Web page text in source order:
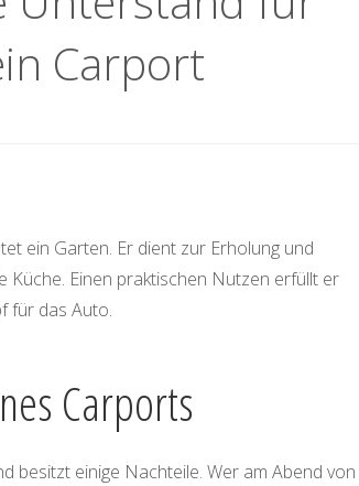
Carport
ein Garten. Er dient zur Erholung und
Küche. Einen praktischen Nutzen erfüllt er
für das Auto.
Carports
besitzt einige Nachteile. Wer am Abend von